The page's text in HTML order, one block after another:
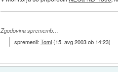
Zgodovina sprememb…
spremenil:Tomi(15. avg 2003 ob 14:23)